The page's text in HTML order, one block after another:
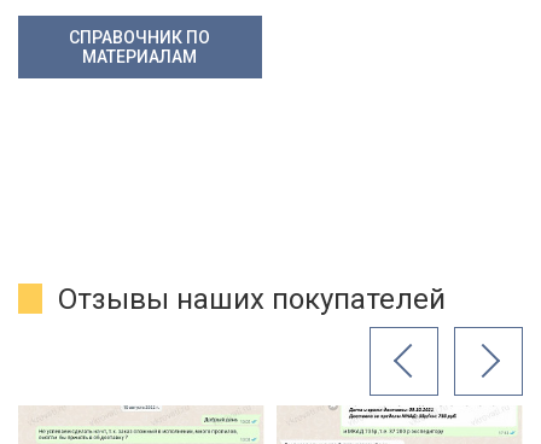
СПРАВОЧНИК ПО
МАТЕРИАЛАМ
Отзывы наших покупателей